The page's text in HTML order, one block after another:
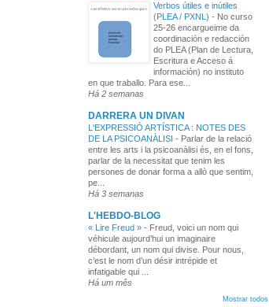
Verbos útiles e inútiles
(PLEA / PXNL) - No curso
25-26 encargueime da
coordinación e redacción
do PLEA (Plan de Lectura,
Escritura e Acceso á
información) no instituto
en que traballo. Para ese...
Há 2 semanas
DARRERA UN DIVAN
L'EXPRESSIÓ ARTÍSTICA : NOTES DES
DE LA PSICOANÀLISI - Parlar de la relació
entre les arts i la psicoanàlisi és, en el fons,
parlar de la necessitat que tenim les
persones de donar forma a allò que sentim,
pe...
Há 3 semanas
L'HEBDO-BLOG
« Lire Freud » - Freud, voici un nom qui
véhicule aujourd’hui un imaginaire
débordant, un nom qui divise. Pour nous,
c’est le nom d’un désir intrépide et
infatigable qui ...
Há um mês
Mostrar todos